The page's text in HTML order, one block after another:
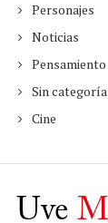
Personajes
Noticias
Pensamiento
Sin categoría
Cine